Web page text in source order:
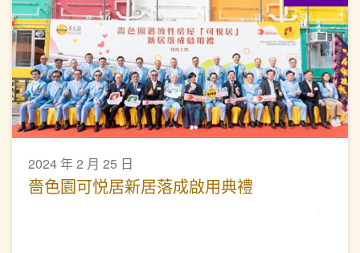
2024 年 2 月 25 日
嗇色園可悦居新居落成啟用典禮